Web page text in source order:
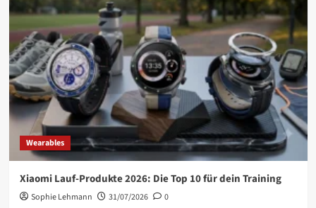
Wearables
Xiaomi Lauf-Produkte 2026: Die Top 10 für dein Training
Sophie Lehmann 31/07/2026 0